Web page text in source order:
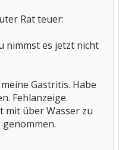
Rat teuer:
nimmst es jetzt nicht
Gastritis. Habe
Fehlanzeige.
mit über Wasser zu